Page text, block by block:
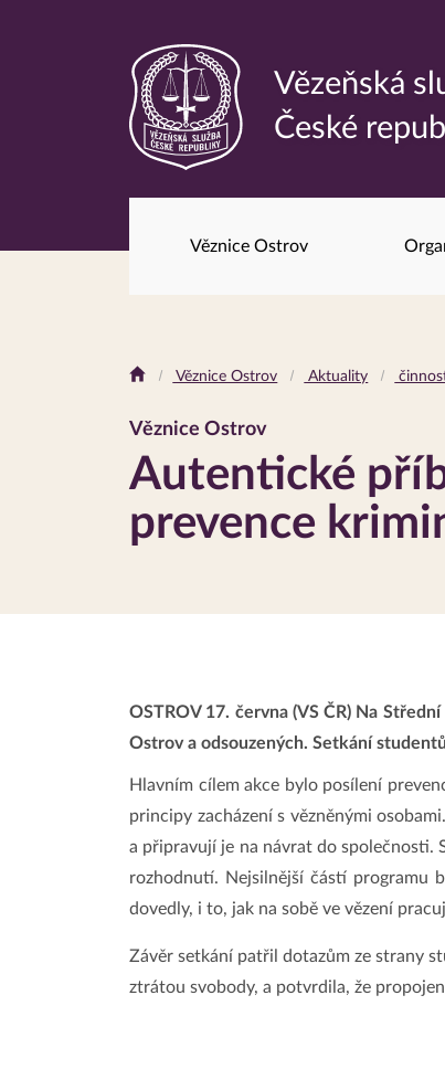
Odkaz
na
Vězeňská
České
Věznice Ostrov
Drobečková
Věznice Ostrov Aktuality
Věznice Ostrov
Autentické
prevence
OSTROV 17. června (VS ČR) Na
Ostrov a odsouzených. Setkání
Hlavním cílem akce bylo posílení
principy zacházení s vězněnými
a připravují je na návrat do společnosti.
rozhodnutí. Nejsilnější částí programu
dovedly, i to, jak na sobě ve vězení
Závěr setkání patřil dotazům ze strany
ztrátou svobody, a potvrdila, že